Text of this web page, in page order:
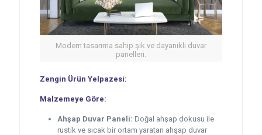
Modern tasarıma sahip şık ve dayanıklı duvar
panelleri.
Zengin Ürün Yelpazesi:
Malzemeye Göre:
Ahşap Duvar Paneli: Doğal ahşap dokusu ile
rustik ve sıcak bir ortam yaratan ahşap duvar